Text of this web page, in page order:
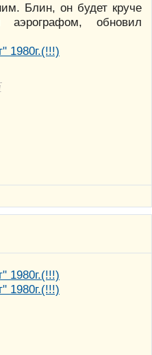
Блин, он будет круче
обновил